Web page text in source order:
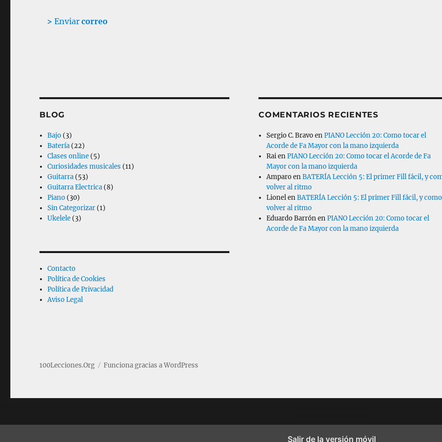
> Enviar correo
BLOG
Bajo (3)
Batería (22)
Clases online (5)
Curiosidades musicales (11)
Guitarra (53)
Guitarra Electrica (8)
Piano (30)
Sin Categorizar (1)
Ukelele (3)
Contacto
Política de Cookies
Política de Privacidad
Aviso Legal
COMENTARIOS RECIENTES
Sergio C. BravoenPIANO Lección 20: Como tocar el
Acorde de Fa Mayor con la mano izquierda
RaienPIANO Lección 20: Como tocar el Acorde de Fa
Mayor con la mano izquierda
AmparoenBATERÍA Lección 5: El primer Fill fácil, y
volver al ritmo
LionelenBATERÍA Lección 5: El primer Fill fácil, y como
volver al ritmo
Eduardo BarrónenPIANO Lección 20: Como tocar el
Acorde de Fa Mayor con la mano izquierda
100Lecciones.Org Funciona gracias a WordPress
Salir de la versión móvil